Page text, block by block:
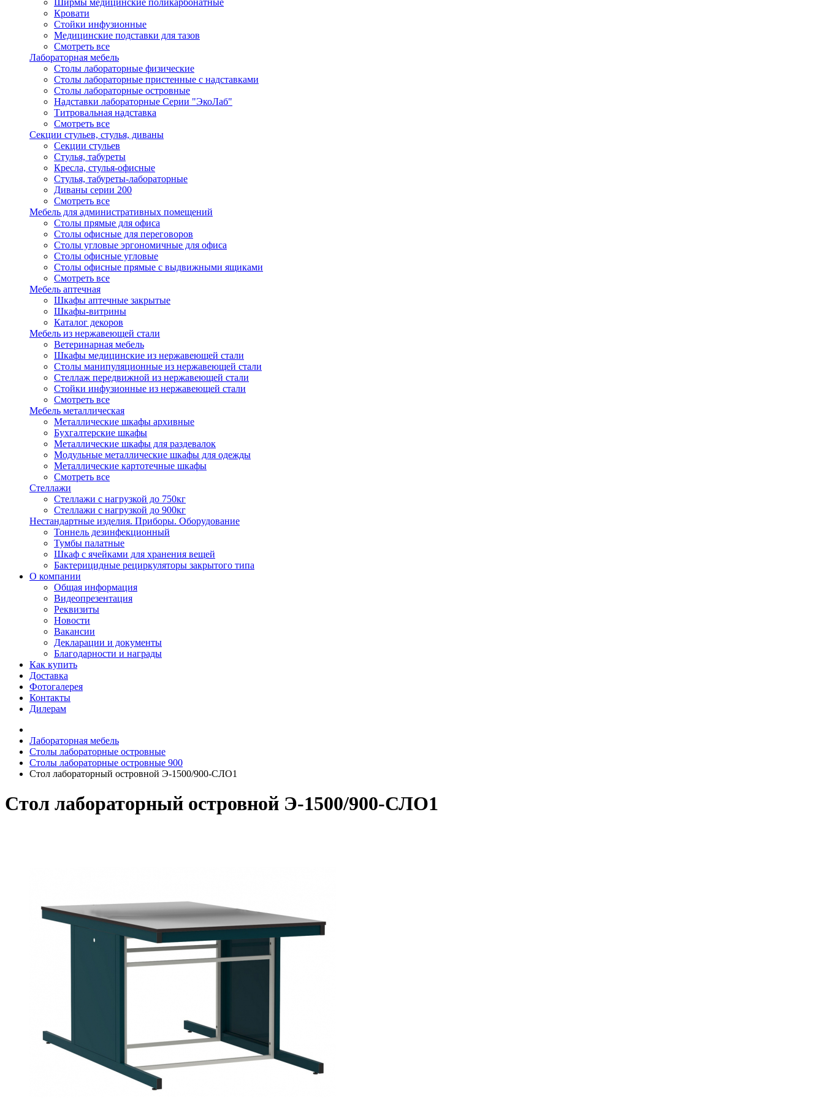
Ширмы медицинские поликарбонатные
Кровати
Стойки инфузионные
Медицинские подставки для тазов
Смотреть все
Лабораторная мебель
Столы лабораторные физические
Столы лабораторные пристенные с надставками
Столы лабораторные островные
Надставки лабораторные Серии "ЭкоЛаб"
Титровальная надставка
Смотреть все
Секции стульев, стулья, диваны
Секции стульев
Стулья, табуреты
Кресла, стулья-офисные
Стулья, табуреты-лабораторные
Диваны серии 200
Смотреть все
Мебель для административных помещений
Столы прямые для офиса
Столы офисные для переговоров
Столы угловые эргономичные для офиса
Столы офисные угловые
Столы офисные прямые с выдвижными ящиками
Смотреть все
Мебель аптечная
Шкафы аптечные закрытые
Шкафы-витрины
Каталог декоров
Мебель из нержавеющей стали
Ветеринарная мебель
Шкафы медицинские из нержавеющей стали
Столы манипуляционные из нержавеющей стали
Стеллаж передвижной из нержавеющей стали
Стойки инфузионные из нержавеющей стали
Смотреть все
Мебель металлическая
Металлические шкафы архивные
Бухгалтерские шкафы
Металлические шкафы для раздевалок
Модульные металлические шкафы для одежды
Металлические картотечные шкафы
Смотреть все
Стеллажи
Стеллажи с нагрузкой до 750кг
Стеллажи с нагрузкой до 900кг
Нестандартные изделия. Приборы. Оборудование
Тоннель дезинфекционный
Тумбы палатные
Шкаф с ячейками для хранения вещей
Бактерицидные рециркуляторы закрытого типа
О компании
Общая информация
Видеопрезентация
Реквизиты
Новости
Вакансии
Декларации и документы
Благодарности и награды
Как купить
Доставка
Фотогалерея
Контакты
Дилерам
Лабораторная мебель
Столы лабораторные островные
Столы лабораторные островные 900
Стол лабораторный островной Э-1500/900-СЛО1
Стол лабораторный островной Э-1500/900-СЛО1